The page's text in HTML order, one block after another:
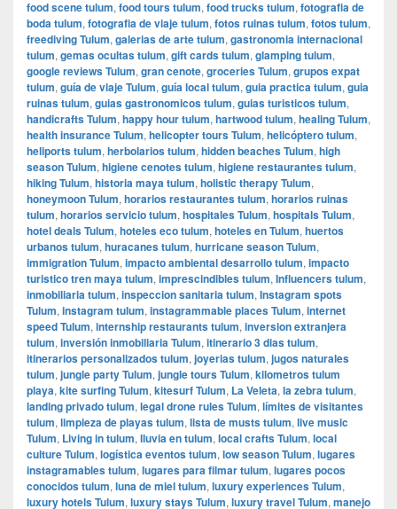
food scene tulum, food tours tulum, food trucks tulum, fotografia de
boda tulum, fotografia de viaje tulum, fotos ruinas tulum, fotos tulum,
freediving Tulum, galerias de arte tulum, gastronomia internacional
tulum, gemas ocultas tulum, gift cards tulum, glamping tulum,
google reviews Tulum, gran cenote, groceries Tulum, grupos expat
tulum, guía de viaje Tulum, guía local tulum, guia practica tulum, guia
ruinas tulum, guias gastronomicos tulum, guias turisticos tulum,
handicrafts Tulum, happy hour tulum, hartwood tulum, healing Tulum,
health insurance Tulum, helicopter tours Tulum, helicóptero tulum,
heliports tulum, herbolarios tulum, hidden beaches Tulum, high
season Tulum, higiene cenotes tulum, higiene restaurantes tulum,
hiking Tulum, historia maya tulum, holistic therapy Tulum,
honeymoon Tulum, horarios restaurantes tulum, horarios ruinas
tulum, horarios servicio tulum, hospitales Tulum, hospitals Tulum,
hotel deals Tulum, hoteles eco tulum, hoteles en Tulum, huertos
urbanos tulum, huracanes tulum, hurricane season Tulum,
immigration Tulum, impacto ambiental desarrollo tulum, impacto
turistico tren maya tulum, imprescindibles tulum, Influencers tulum,
inmobiliaria tulum, inspeccion sanitaria tulum, Instagram spots
Tulum, instagram tulum, instagrammable places Tulum, internet
speed Tulum, internship restaurants tulum, inversion extranjera
tulum, inversión inmobiliaria Tulum, itinerario 3 dias tulum,
itinerarios personalizados tulum, joyerias tulum, jugos naturales
tulum, jungle party Tulum, jungle tours Tulum, kilometros tulum
playa, kite surfing Tulum, kitesurf Tulum, La Veleta, la zebra tulum,
landing privado tulum, legal drone rules Tulum, límites de visitantes
tulum, limpieza de playas tulum, lista de musts tulum, live music
Tulum, Living in tulum, lluvia en tulum, local crafts Tulum, local
culture Tulum, logística eventos tulum, low season Tulum, lugares
instagramables tulum, lugares para filmar tulum, lugares pocos
conocidos tulum, luna de miel tulum, luxury experiences Tulum,
luxury hotels Tulum, luxury stays Tulum, luxury travel Tulum, manejo